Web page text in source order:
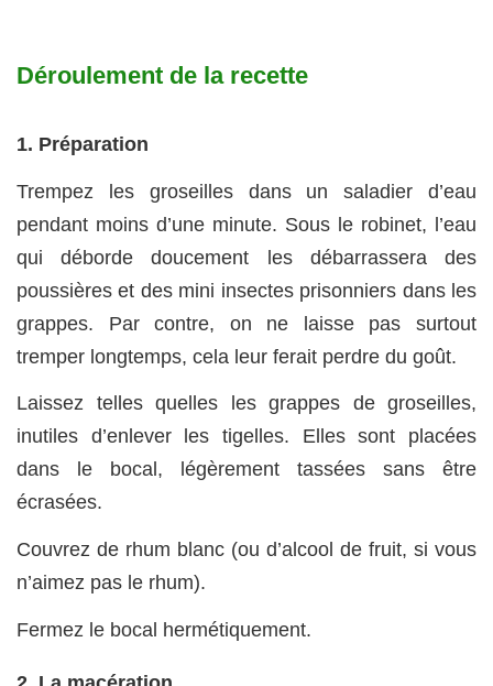
Déroulement de la recette
1. Préparation
Trempez les groseilles dans un saladier d’eau
pendant moins d’une minute. Sous le robinet, l’eau
qui déborde doucement les débarrassera des
poussières et des mini insectes prisonniers dans les
grappes. Par contre, on ne laisse pas surtout
tremper longtemps, cela leur ferait perdre du goût.
Laissez telles quelles les grappes de groseilles,
inutiles d’enlever les tigelles. Elles sont placées
dans le bocal, légèrement tassées sans être
écrasées.
Couvrez de rhum blanc (ou d’alcool de fruit, si vous
n’aimez pas le rhum).
Fermez le bocal hermétiquement.